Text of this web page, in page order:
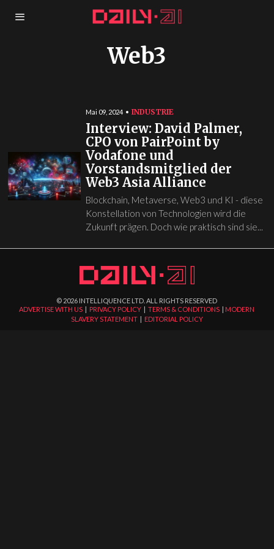
Web3
Mai 09, 2024 INDUSTRIE
Interview: David Palmer,
CPO von PairPoint by
Vodafone und
Vorstandsmitglied der
Web3 Asia Alliance
Blockchain, Metaverse, Web3 und KI - diese
Konstellation von Technologien wird die
Zukunft prägen. Doch wie praktisch sind sie...
© 2026 INTELLIQUENCE LTD. ALL RIGHTS RESERVED
ADVERTISE WITH US | PRIVACY POLICY |TERMS & CONDITIONS | MODERN
SLAVERY STATEMENT| EDITORIAL POLICY